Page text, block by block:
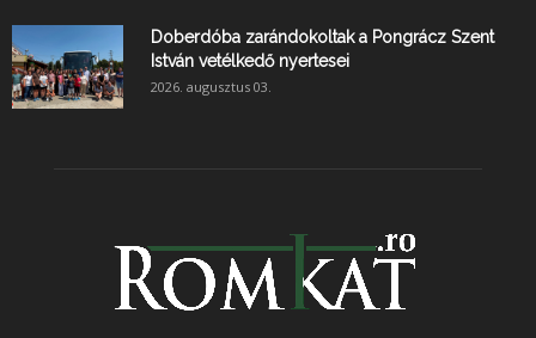
Doberdóba zarándokoltak a Pongrácz Szent
István vetélkedő nyertesei
2026. augusztus 03.